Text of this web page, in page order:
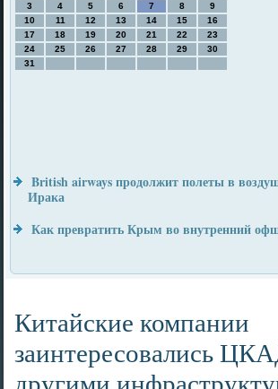
3
4 5 6 7 8
9
10
11 12 13 14 15
16
17
18 19 20 21 22
23
24
25 26 27 28 29
30
31
British airways продолжит полеты в
Ирака
Как превратить Крым во внутренний
Китайские компании
заинтересовались